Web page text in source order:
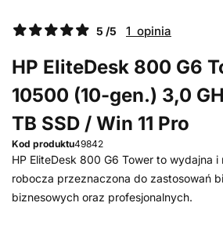
5 /5 1 opinia
HP EliteDesk 800 G6
10500 (10-gen.) 3,0
TB SSD / Win 11 Pro
Kod produktu49842
HP EliteDesk 800 G6 Tower to wydajna
robocza przeznaczona do zastosowań
biznesowych oraz profesjonalnych.